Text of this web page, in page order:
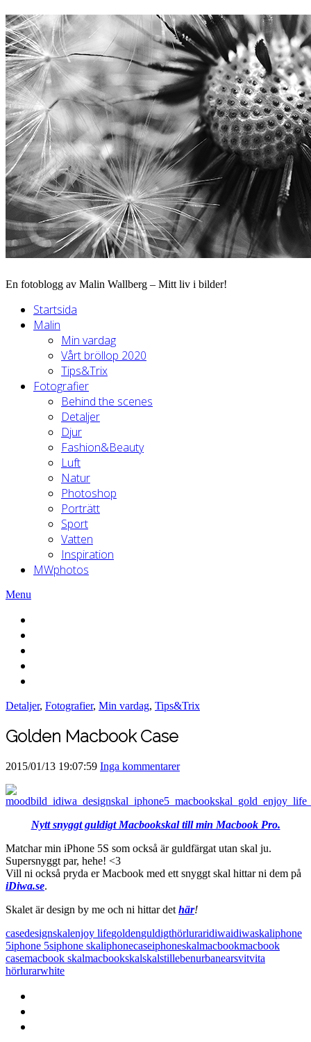
En fotoblogg av Malin Wallberg – Mitt liv i bilder!
Startsida
Malin
Min vardag
Vårt bröllop 2020
Tips&Trix
Fotografier
Behind the scenes
Detaljer
Djur
Fashion&Beauty
Luft
Natur
Photoshop
Porträtt
Sport
Vatten
Inspiration
MWphotos
Menu
Detaljer, Fotografier, Min vardag, Tips&Trix
Golden Macbook Case
2015/01/13 19:07:59 Inga kommentarer
Nytt snyggt guldigt Macbookskal till min Macbook Pro.
Matchar min iPhone 5S som också är guldfärgat utan skal ju.
Supersnyggt par, hehe! <3
Vill ni också pryda er Macbook med ett snyggt skal hittar ni dem på
iDiwa.se.
Skalet är design by me och ni hittar det här!
casedesignskalenjoy lifegoldenguldigthörluraridiwaidiwaskaliphone
5iphone 5siphone skaliphonecaseiphoneskalmacbookmacbook
casemacbook skalmacbookskalskalstillebenurbanearsvitvita
hörlurarwhite